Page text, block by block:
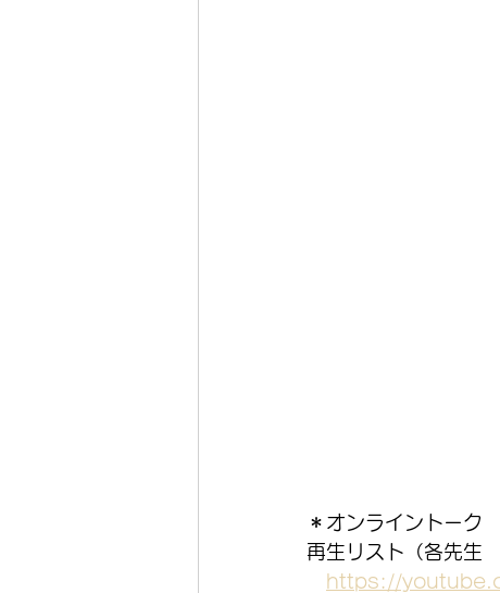
＊オンライントーク
再生リスト（各先生
https://